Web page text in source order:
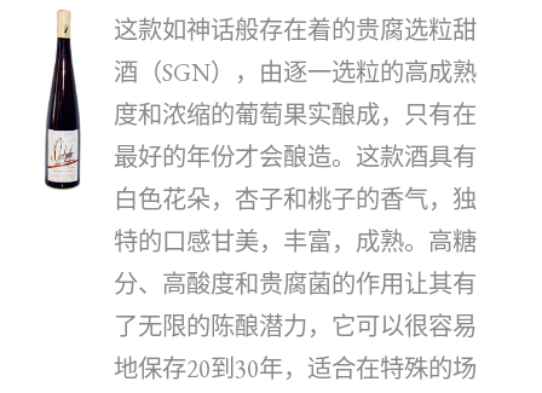
这款如神话般存在着的贵腐选粒甜
酒（SGN），由逐一选粒的高成熟
度和浓缩的葡萄果实酿成，只有在
最好的年份才会酿造。这款酒具有
白色花朵，杏子和桃子的香气，独
特的口感甘美，丰富，成熟。高糖
分、高酸度和贵腐菌的作用让其有
了无限的陈酿潜力，它可以很容易
地保存20到30年，适合在特殊的场